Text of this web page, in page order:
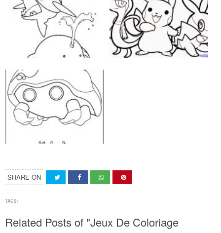
SHARE ON
TAGS:
Related Posts of "Jeux De Coloriage